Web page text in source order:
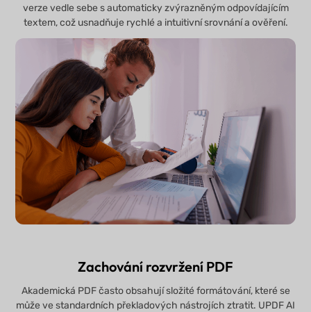
verze vedle sebe s automaticky zvýrazněným odpovídajícím
textem, což usnadňuje rychlé a intuitivní srovnání a ověření.
Zachování rozvržení PDF
Akademická PDF často obsahují složité formátování, které se
může ve standardních překladových nástrojích ztratit. UPDF AI